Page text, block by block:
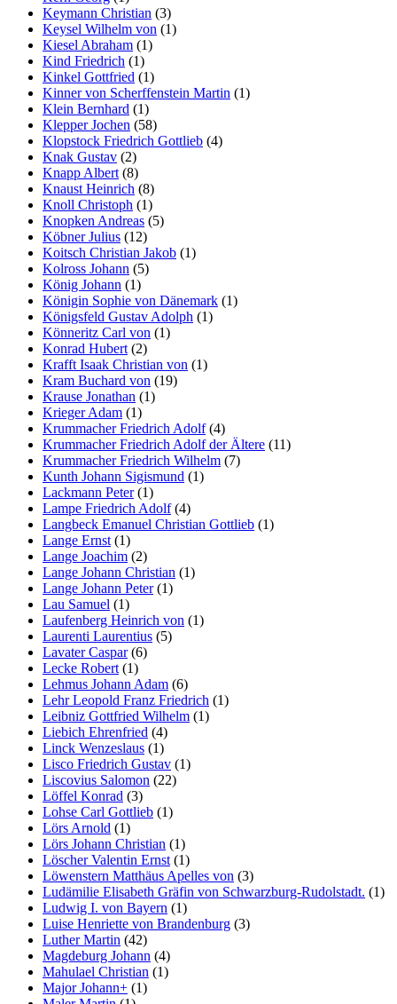
Keymann Christian (3)
Keysel Wilhelm von (1)
Kiesel Abraham (1)
Kind Friedrich (1)
Kinkel Gottfried (1)
Kinner von Scherffenstein Martin (1)
Klein Bernhard (1)
Klepper Jochen (58)
Klopstock Friedrich Gottlieb (4)
Knak Gustav (2)
Knapp Albert (8)
Knaust Heinrich (8)
Knoll Christoph (1)
Knopken Andreas (5)
Köbner Julius (12)
Koitsch Christian Jakob (1)
Kolross Johann (5)
König Johann (1)
Königin Sophie von Dänemark (1)
Königsfeld Gustav Adolph (1)
Könneritz Carl von (1)
Konrad Hubert (2)
Krafft Isaak Christian von (1)
Kram Buchard von (19)
Krause Jonathan (1)
Krieger Adam (1)
Krummacher Friedrich Adolf(4)
Krummacher Friedrich Adolf der Ältere (11)
Krummacher Friedrich Wilhelm (7)
Kunth Johann Sigismund (1)
Lackmann Peter(1)
Lampe Friedrich Adolf(4)
Langbeck Emanuel Christian Gottlieb (1)
Lange Ernst (1)
Lange Joachim (2)
Lange Johann Christian (1)
Lange Johann Peter(1)
Lau Samuel (1)
Laufenberg Heinrich von (1)
Laurenti Laurentius (5)
Lavater Caspar(6)
Lecke Robert (1)
Lehmus Johann Adam (6)
Lehr Leopold Franz Friedrich (1)
Leibniz Gottfried Wilhelm (1)
Liebich Ehrenfried (4)
Linck Wenzeslaus (1)
Lisco Friedrich Gustav (1)
Liscovius Salomon (22)
Löffel Konrad (3)
Lohse Carl Gottlieb (1)
Lörs Arnold (1)
Lörs Johann Christian (1)
Löscher Valentin Ernst (1)
Löwenstern Matthäus Apelles von (3)
Ludämilie Elisabeth Gräfin von Schwarzburg-Rudolstadt. (1)
Ludwig I. von Bayern (1)
Luise Henriette von Brandenburg (3)
Luther Martin (42)
Magdeburg Johann (4)
Mahulael Christian (1)
Major Johann+ (1)